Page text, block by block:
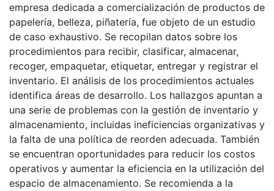
empresa dedicada a comercialización de productos de
papelería, belleza, piñatería, fue objeto de un estudio
de caso exhaustivo. Se recopilan datos sobre los
procedimientos para recibir, clasificar, almacenar,
recoger, empaquetar, etiquetar, entregar y registrar el
inventario. El análisis de los procedimientos actuales
identifica áreas de desarrollo. Los hallazgos apuntan a
una serie de problemas con la gestión de inventario y
almacenamiento, incluidas ineficiencias organizativas y
la falta de una política de reorden adecuada. También
se encuentran oportunidades para reducir los costos
operativos y aumentar la eficiencia en la utilización del
espacio de almacenamiento. Se recomienda a la